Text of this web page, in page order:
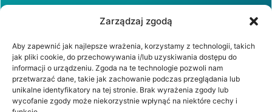
Zarządzaj zgodą
Aby zapewnić jak najlepsze wrażenia, korzystamy z technologii, takich
jak pliki cookie, do przechowywania i/lub uzyskiwania dostępu do
informacji o urządzeniu. Zgoda na te technologie pozwoli nam
przetwarzać dane, takie jak zachowanie podczas przeglądania lub
unikalne identyfikatory na tej stronie. Brak wyrażenia zgody lub
wycofanie zgody może niekorzystnie wpłynąć na niektóre cechy i
Regulamin
Polityka prywatności